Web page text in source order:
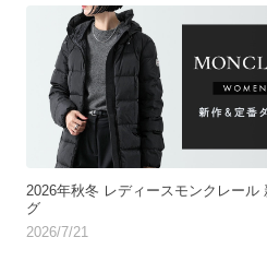
2026年秋冬 レディースモンクレール
グ
2026/7/21